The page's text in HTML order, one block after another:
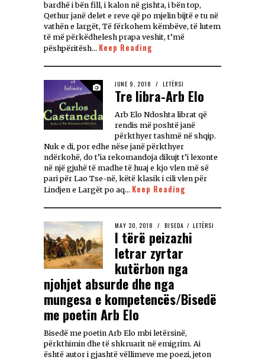
bardhë i bën fill, i kalon në gishta, i bën top,
Qethur janë delet e reve që po mjelin bijtë e tu në
vathën e largët, Të fërkohem këmbëve, të lutem
të më përkëdhelesh prapa veshit, t’më
pëshpëritësh… Keep Reading
JUNE 9, 2018 LETËRSI
Tre libra-Arb Elo
Arb Elo Ndoshta librat që
rendis më poshtë janë
përkthyer tashmë në shqip.
Nuk e di, por edhe nëse janë përkthyer
ndërkohë, do t’ia rekomandoja dikujt t’i lexonte
në një gjuhë të madhe të huaj e kjo vlen më së
pari për Lao Tse-në, këtë klasik i cili vlen për
Lindjen e Largët po aq… Keep Reading
MAY 30, 2018 BISEDA / LETËRSI
I tërë peizazhi
letrar zyrtar
kutërbon nga
njohjet absurde dhe nga
mungesa e kompetencës/Bisedë
me poetin Arb Elo
Bisedë me poetin Arb Elo mbi letërsinë,
përkthimin dhe të shkruarit në emigrim. Ai
është autor i gjashtë vëllimeve me poezi, jeton